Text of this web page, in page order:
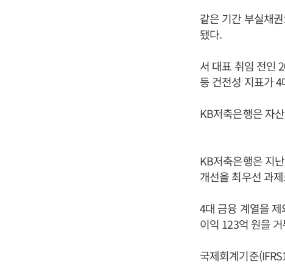
같은 기간 부실채
됐다.
서 대표 취임 전인
등 건전성 지표가
KB저축은행은 자
KB저축은행은 지
개선을 최우선 과
4대 금융 계열을
이익 123억 원을
국제회계기준